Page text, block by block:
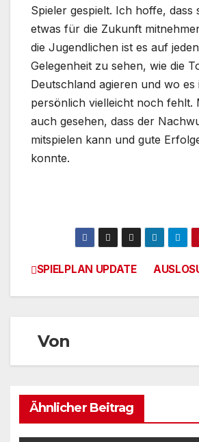
Spieler gespielt. Ich hoffe, dass
etwas für die Zukunft
die Jugendlichen ist es auf
Gelegenheit zu sehen, wie die
Deutschland agieren und wo es
persönlich vielleicht noch fehlt.
auch gesehen, dass der
mitspielen kann und gute
konnte.
SPIELPLAN UPDATE
Von
Ähnlicher Beitrag